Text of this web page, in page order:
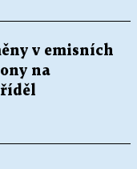
v emisních
na